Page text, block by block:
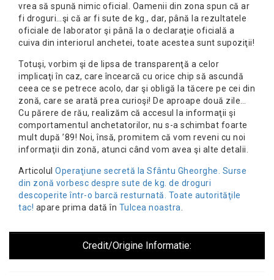
vrea să spună nimic oficial. Oamenii din zona spun că ar
fi droguri…şi că ar fi sute de kg., dar, până la rezultatele
oficiale de laborator şi până la o declaraţie oficială a
cuiva din interiorul anchetei, toate acestea sunt supoziţii!
Totuşi, vorbim şi de lipsa de transparenţă a celor
implicaţi în caz, care încearcă cu orice chip să ascundă
ceea ce se petrece acolo, dar şi obligă la tăcere pe cei din
zonă, care se arată prea curioşi! De aproape două zile…
Cu părere de rău, realizăm că accesul la informaţii şi
comportamentul anchetatorilor, nu s-a schimbat foarte
mult după ’89! Noi, însă, promitem că vom reveni cu noi
informaţii din zonă, atunci când vom avea şi alte detalii.
Articolul Operaţiune secretă la Sfântu Gheorghe. Surse
din zonă vorbesc despre sute de kg. de droguri
descoperite într-o barcă resturnată. Toate autorităţile
tac! apare prima dată în Tulcea noastra.
Credit/Origine Informatie: